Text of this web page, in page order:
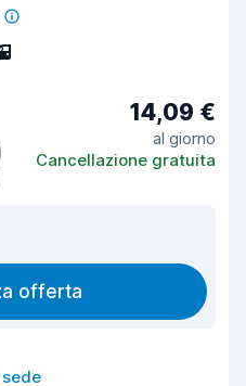
14,09 €
al giorno
Cancellazione gratuita
offerta